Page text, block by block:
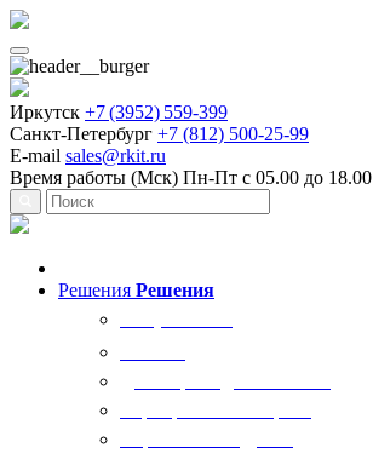
Иркутск +7 (3952) 559-399
Санкт-Петербург +7 (812) 500-25-99
E-mail sales@rkit.ru
Время работы (Мск) Пн-Пт с 05.00 до 18.00
Решения Решения